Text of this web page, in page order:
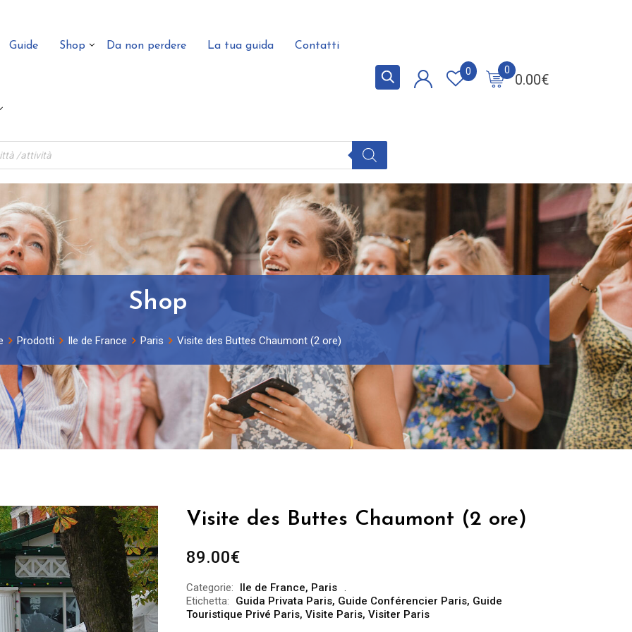
Guide Shop Da non perdere La tua guida Contatti
0.00€
0
0
Shop
Prodotti Ile de France Paris Visite des Buttes Chaumont (2 ore)
Visite des Buttes Chaumont (2 ore)
89.00€
Categorie: Ile de France, Paris
Etichetta:
Guida Privata Paris, Guide Conférencier Paris, Guide
Touristique Privé Paris, Visite Paris, Visiter Paris